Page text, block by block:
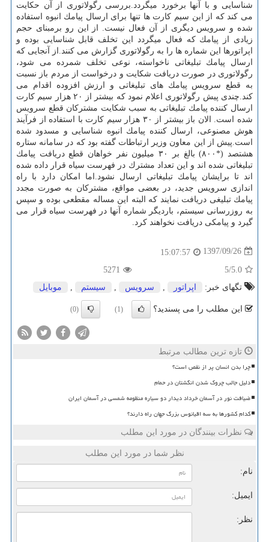
شناسایی و با آنها برخورد میگردد.بررسی رگولاتوری از آن حكایت
می كند كه از این سیم كارت ها تنها برای ارسال پیامك انبوه استفاده
شده و سرویس دیگری از آن فعال نیست. از این رو برمبنای حجم
زیادی از پیامك كه فعال میگردد این تخلف قابل شناسایی بوده و
اپراتورها این شماره ها را به رگولاتوری گزارش می كنند.از آنجایی كه
ارسال پیامك تبلیغاتی ناخواسته، نوعی تخلف شمرده می شود،
رگولاتوری در صورت دریافت شكایت و درخواست از مردم باز نسبت
به قطع سرویس پیامك های تبلیغاتی و ارزش افزوده اقدام می
كند.چندی پیش رگولاتوری اعلام نمود كه بیشتر از ۲۰ هزار سیم كارت
ارسال كننده پیامك تبلیغاتی به سبب شكایت مشتركان قطع سرویس
شده است. الان باز بیشتر از ۳۰ هزار سیم كارت با استفاده از فرآیند
هوش مصنوعی، ارسال كننده پیامك انبوه شناسایی و مسدود شده
است.پیش از این معاون وزیر ارتباطات گفته بود كه در سامانه ستاره
هشتصد (*۸۰۰) بالغ بر ۳۰ میلیون نفر خواهان قطع دریافت پیامك
تبلیغاتی شده اند و این تعداد مشترك در فهرست سیاه قرار داده شده
اند تا برایشان پیامك تبلیغاتی ارسال نشود.اما امكان دارد با راه
اندازی سرویس جدید، در بعضی مواقع، مشتركان به صورت مجدد
پیامك تبلیغی دریافت نمایند كه البته این مساله مقطعی بوده و سپس
به روزرسانی سیستم، باردیگر شماره آنها در فهرست سیاه قرار می
گیرد و پیامكی دریافت نخواهند كرد.
1397/09/26
15:07:57
5.0
/5
5271
تگهای خبر:
اپراتور سرویس سیستم موبایل
این مطلب را می پسندید؟ (1)
(0)
تازه ترین مطالب مرتبط
چرا بدن انسان پر از نقص است؟
دلیل جالب چروک شدن انگشتان در حمام
ضیافت نور در آسمان خرداد دیدار دو سیاره منظومه شمسی در آسمان ایران
کدام کشورها به سه اقیانوس بزرگ جهان راه دارند؟
نظرات بینندگان در مورد این مطلب
نظر شما در مورد این مطلب
نام:
ایمیل:
نظر: